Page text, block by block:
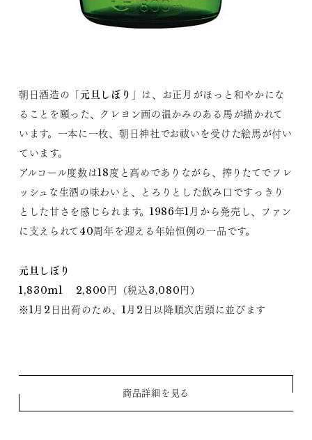
朝日酒造の「元旦しぼり 」は、お正月がほっと和やかにな
ることを願った、クレヨン画の温かみのある馬が描かれて
います。一本に一枚、朝日神社でお祓いを受けた絵馬が付い
ています。
アルコール度数は18度と高めでありながら、搾りたてでフレ
ッシュな生酒の味わいと、とろりとした飲み口ですっきり
とした甘さを感じられます。1986年1月から発売し、ファン
に支えられて40周年を迎える年始恒例の一品です。
元旦しぼり
1,830ml 2,800円（税込3,080円）
※1月2日出荷のため、1月2日以降順次店頭に並びます
商品詳細を見る